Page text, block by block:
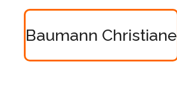
Baumann Christiane